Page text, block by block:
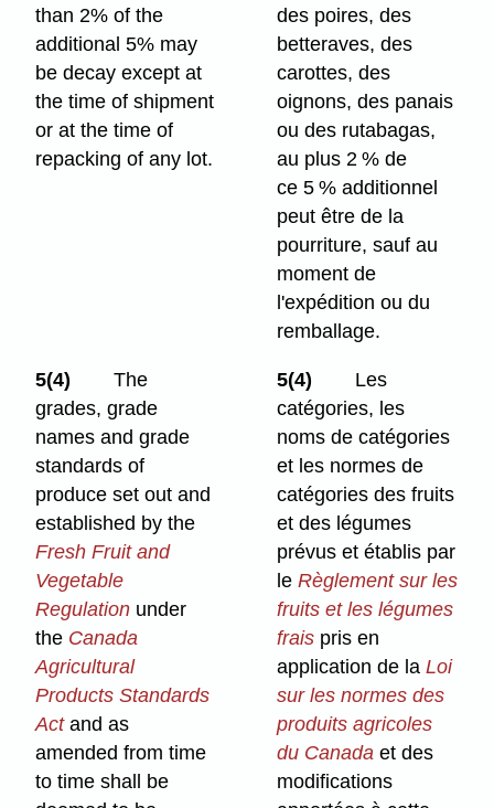
than 2% of the
additional 5% may
be decay except at
the time of shipment
or at the time of
repacking of any lot.
des poires, des
betteraves, des
carottes, des
oignons, des panais
ou des rutabagas,
au plus 2 % de
ce 5 % additionnel
peut être de la
pourriture, sauf au
moment de
l'expédition ou du
remballage.
5(4)
The
grades, grade
names and grade
standards of
produce set out and
established by the
Fresh Fruit and
Vegetable
Regulation under
the Canada
Agricultural
Products Standards
Actand as
amended from time
to time shall be
5(4)
Les
catégories, les
noms de catégories
et les normes de
catégories des fruits
et des légumes
prévus et établis par
leRèglement sur les
fruits et les légumes
frais pris en
application de laLoi
sur les normes des
produits agricoles
du Canada et des
modifications